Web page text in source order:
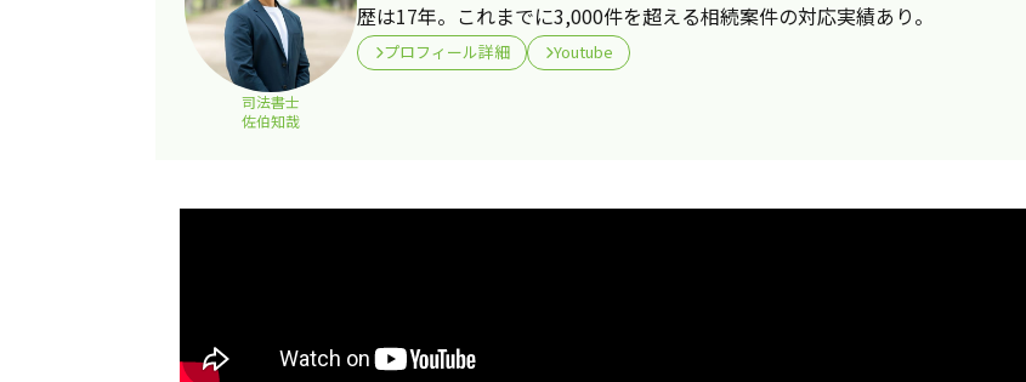
司法書士
佐伯知哉
歴は17年。これまでに3,000件を超える相続案件の対応実績あり。
プロフィール詳細 Youtube